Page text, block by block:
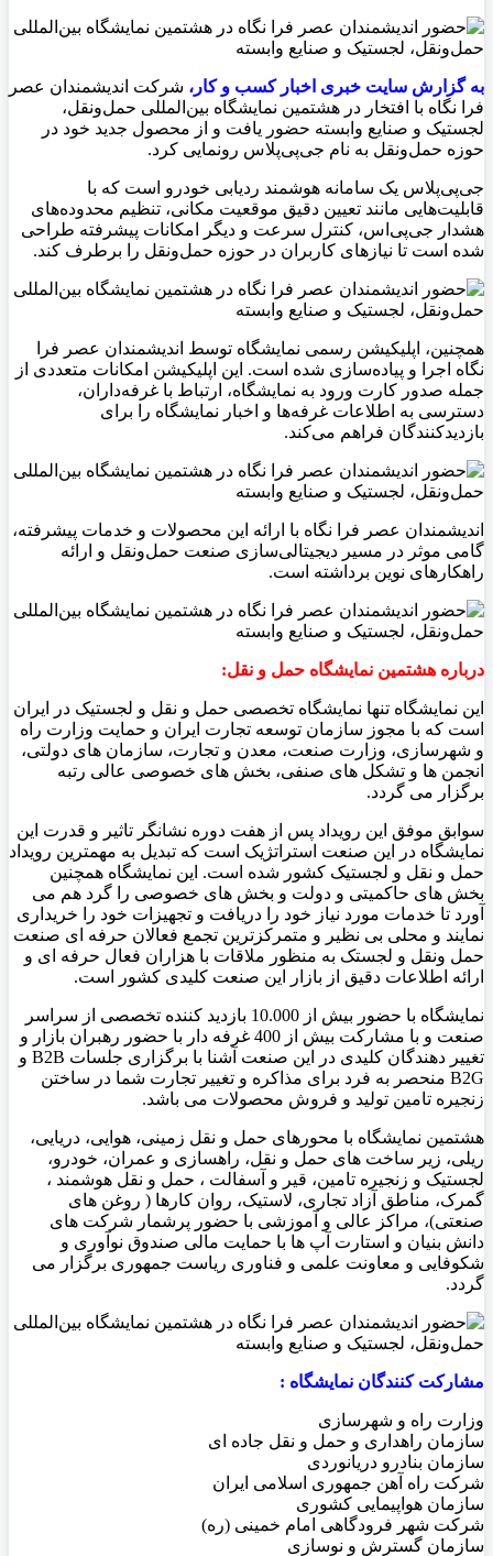
به گزارش سايت خبری اخبار کسب و کار، شرکت اندیشمندان عصر
فرا نگاه با افتخار در هشتمین نمایشگاه بین‌المللی حمل‌ونقل،
لجستیک و صنایع وابسته حضور یافت و از محصول جدید خود در
حوزه حمل‌ونقل به نام جی‌پی‌پلاس رونمایی کرد.
جی‌پی‌پلاس یک سامانه هوشمند ردیابی خودرو است که با
قابلیت‌هایی مانند تعیین دقیق موقعیت مکانی، تنظیم محدوده‌های
هشدار جی‌پی‌اس، کنترل سرعت و دیگر امکانات پیشرفته طراحی
شده است تا نیازهای کاربران در حوزه حمل‌ونقل را برطرف کند.
همچنین، اپلیکیشن رسمی نمایشگاه توسط اندیشمندان عصر فرا
نگاه اجرا و پیاده‌سازی شده است. این اپلیکیشن امکانات متعددی از
جمله صدور کارت ورود به نمایشگاه، ارتباط با غرفه‌داران،
دسترسی به اطلاعات غرفه‌ها و اخبار نمایشگاه را برای
بازدیدکنندگان فراهم می‌کند.
اندیشمندان عصر فرا نگاه با ارائه این محصولات و خدمات پیشرفته،
گامی موثر در مسیر دیجیتالی‌سازی صنعت حمل‌ونقل و ارائه
راهکارهای نوین برداشته است.
درباره هشتمين نمایشگاه حمل و نقل:
این نمایشگاه تنها نمایشگاه تخصصی حمل و نقل و لجستیک در ایران
است که با مجوز سازمان توسعه تجارت ایران و حمایت وزارت راه
و شهرسازی، وزارت صنعت، معدن و تجارت، سازمان های دولتی،
انجمن ها و تشکل های صنفی، بخش های خصوصی عالی رتبه
برگزار می گردد.
سوابق موفق این رویداد پس از هفت دوره نشانگر تاثیر و قدرت این
نمایشگاه در این صنعت استراتژیک است که تبدیل به مهمترین رویداد
حمل و نقل و لجستیک کشور شده است. این نمایشگاه همچنین
بخش های حاکمیتی و دولت و بخش های خصوصی را گرد هم می
آورد تا خدمات مورد نیاز خود را دریافت و تجهیزات خود را خریداری
نمایند و محلی بی نظیر و متمرکزترین تجمع فعالان حرفه ای صنعت
حمل ونقل و لجستک به منظور ملاقات با هزاران فعال حرفه ای و
ارائه اطلاعات دقیق از بازار این صنعت کلیدی کشور است.
نمایشگاه با حضور بیش از 10.000 بازدید کننده تخصصی از سراسر
صنعت و با مشارکت بیش از 400 غرفه دار با حضور رهبران بازار و
تغییر دهندگان کلیدی در این صنعت آشنا با برگزاری جلسات B2B و
B2G منحصر به فرد برای مذاکره و تغییر تجارت شما در ساختن
زنجیره تامین تولید و فروش محصولات می باشد.
هشتمین نمایشگاه با محورهای حمل و نقل زمینی، هوایی، دریایی،
ریلی، زیر ساخت های حمل و نقل، راهسازی و عمران، خودرو،
لجستیک و زنجیره تامین، قیر و آسفالت ، حمل و نقل هوشمند ،
گمرک، مناطق آزاد تجاری، لاستیک، روان کارها ( روغن های
صنعتی)، مراکز عالی و آموزشی با حضور پرشمار شرکت های
دانش بنیان و استارت آپ ها با حمایت مالی صندوق نوآوری و
شکوفایی و معاونت علمی و فناوری ریاست جمهوری برگزار می
گردد.
مشارکت کنندگان نمایشگاه :
وزارت راه و شهرسازی
سازمان راهداری و حمل و نقل جاده ای
سازمان بنادرو دریانوردی
شرکت راه آهن جمهوری اسلامی ایران
سازمان هواپیمایی کشوری
شرکت شهر فرودگاهی امام خمینی (ره)
سازمان گسترش و نوسازی